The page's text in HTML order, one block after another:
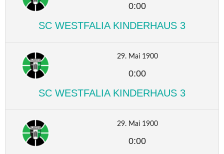
0:00
SC WESTFALIA KINDERHAUS 3
29. Mai 1900
0:00
SC WESTFALIA KINDERHAUS 3
29. Mai 1900
0:00